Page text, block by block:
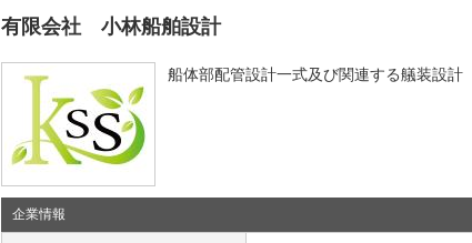
有限会社 小林船舶設計
船体部配管設計一式及び関連する艤装設計
企業情報